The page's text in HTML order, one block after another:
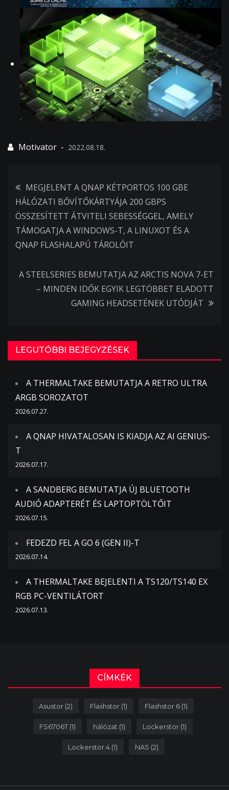
2022.08.18.
Bejegyzés
navigáció
MEGJELENT A QNAP KÉTPORTOS 100 GBE
HÁLÓZATI BŐVÍTŐKÁRTYÁJA 200 GBPS
ÖSSZESÍTETT ÁTVITELI SEBESSÉGGEL, AMELY
TÁMOGATJA A WINDOWS-T, A LINUXOT ÉS A
QNAP FLASHALAPÚ TÁROLÓIT
A STEELSERIES BEMUTATJA AZ ARCTIS NOVA 7-ET
– MINDEN IDŐK EGYIK LEGTÖBBET ELADOTT
GAMING HEADSETÉNEK UTÓDJÁT
LEGUTÓBBI BEJEGYZÉSEK
A THERMALTAKE BEMUTATJA A RETRO ULTRA
ARGB SOROZATOT
2026.07.27.
A QNAP HIVATALOSAN IS KIADJA AZ AI GENIUS-
T
2026.07.17.
A SANDBERG BEMUTATJA ÚJ BLUETOOTH
AUDIÓ ADAPTERÉT ÉS LAPTOPTÖLTŐIT
2026.07.15.
FEDEZD FEL A GO 6 (GEN II)-T
2026.07.14.
A THERMALTAKE BEJELENTI A TS120/TS140 EX
RGB PC-VENTILÁTORT
2026.07.13.
CÍMKÉK
Asustor(2) Flashstor(1) Flashstor 6(1)
FS6706T (1) hálózat (1) Lockerstor (1)
Lockerstor 4(1) NAS (2)